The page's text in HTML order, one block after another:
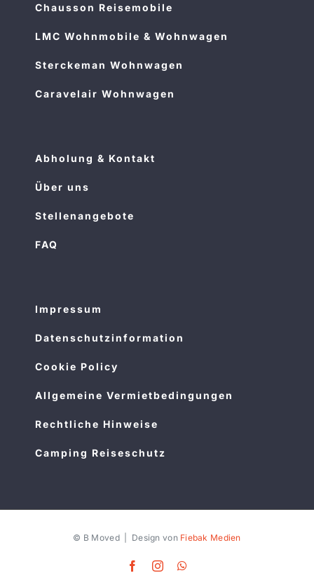
Chausson Reisemobile
LMC Wohnmobile & Wohnwagen
Sterckeman Wohnwagen
Caravelair Wohnwagen
Abholung & Kontakt
Über uns
Stellenangebote
FAQ
Impressum
Datenschutzinformation
Cookie Policy
Allgemeine Vermietbedingungen
Rechtliche Hinweise
Camping Reiseschutz
© B Moved | Design von Fiebak Medien
FacebookInstagram